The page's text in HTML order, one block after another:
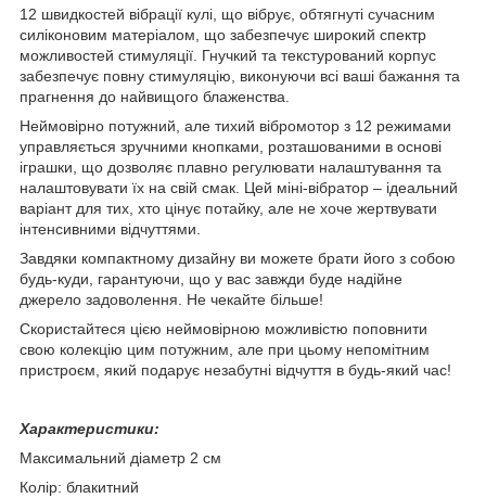
12 швидкостей вібрації кулі, що вібрує, обтягнуті сучасним
силіконовим матеріалом, що забезпечує широкий спектр
можливостей стимуляції. Гнучкий та текстурований корпус
забезпечує повну стимуляцію, виконуючи всі ваші бажання та
прагнення до найвищого блаженства.
Неймовірно потужний, але тихий вібромотор з 12 режимами
управляється зручними кнопками, розташованими в основі
іграшки, що дозволяє плавно регулювати налаштування та
налаштовувати їх на свій смак. Цей міні-вібратор – ідеальний
варіант для тих, хто цінує потайку, але не хоче жертвувати
інтенсивними відчуттями.
Завдяки компактному дизайну ви можете брати його з собою
будь-куди, гарантуючи, що у вас завжди буде надійне
джерело задоволення. Не чекайте більше!
Скористайтеся цією неймовірною можливістю поповнити
свою колекцію цим потужним, але при цьому непомітним
пристроєм, який подарує незабутні відчуття в будь-який час!
Характеристики:
Максимальний діаметр 2 см
Колір: блакитний